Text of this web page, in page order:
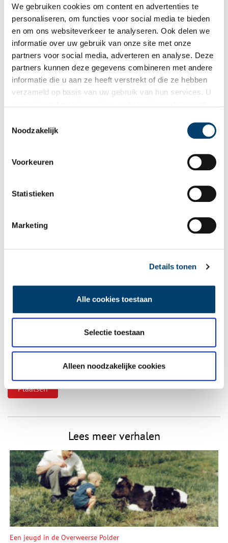
We gebruiken cookies om content en advertenties te
personaliseren, om functies voor social media te bieden
en om ons websiteverkeer te analyseren. Ook delen we
informatie over uw gebruik van onze site met onze
partners voor social media, adverteren en analyse. Deze
partners kunnen deze gegevens combineren met andere
informatie die u aan ze heeft verstrekt of die ze hebben
verzameld op basis van uw gebruik van hun services. U
Noodzakelijk
Voorkeuren
Statistieken
Marketing
Details tonen
Alle cookies toestaan
Selectie toestaan
Alleen noodzakelijke cookies
Ontvang de nieuwsbrief
Wilt u op de hoogte blijven van de mooiste verhalen en het
laatste erfgoednieuws? Schrijf u dan nu in voor onze
Aanvullingen
Vereiste velden zijn gemarkeerd met *. Het e-mailadres wordt niet
Vink dit aan als u op de hoogte gehouden wil worden.
Lees meer verhalen
Een jeugd in de Overweerse Polder